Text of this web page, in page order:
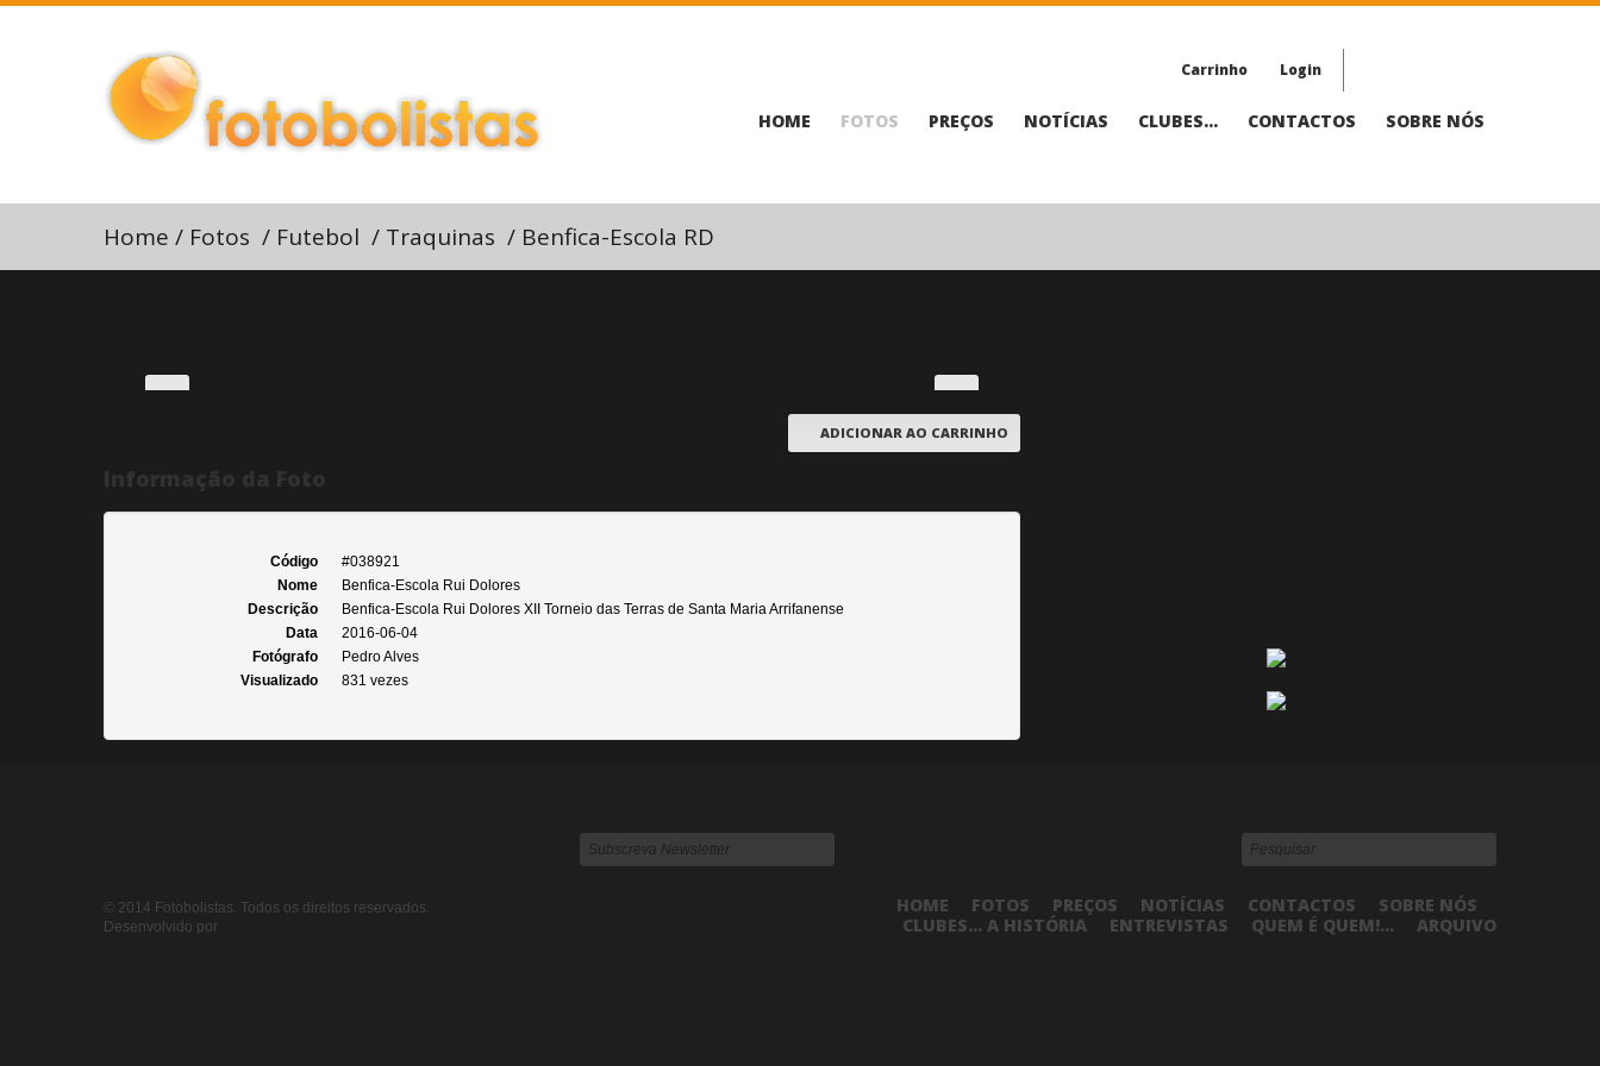
Carrinho Login
HOME FOTOS PREÇOS NOTÍCIAS CLUBES... CONTACTOS SOBRE NÓS
Home / Fotos / Futebol / Traquinas / Benfica-Escola RD
ADICIONAR AO CARRINHO
Código
#038921
Nome
Benfica-Escola Rui Dolores
Descrição
Benfica-Escola Rui Dolores XII Torneio das Terras de Santa Maria Arrifanense
Data
2016-06-04
Fotógrafo
Pedro Alves
Visualizado
831 vezes
© 2014 Fotobolistas. Todos os direitos reservados.
Desenvolvido por
HOME FOTOS PREÇOS NOTÍCIAS CONTACTOS
SOBRE NÓS
CLUBES... A HISTÓRIA
ENTREVISTAS QUEM É QUEM!... ARQUIVO